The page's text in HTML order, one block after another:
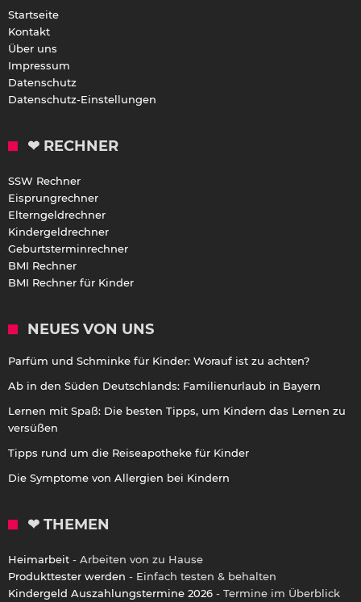
Startseite
Kontakt
Über uns
Impressum
Datenschutz
Datenschutz-Einstellungen
❤ RECHNER
SSW Rechner
Eisprungrechner
Elterngeldrechner
Kindergeldrechner
Geburtsterminrechner
BMI Rechner
BMI Rechner für Kinder
NEUES VON UNS
Parfüm und Schminke für Kinder: Worauf ist zu achten?
Ab in den Süden Deutschlands: Familienurlaub in Bayern
Lernen mit Spaß: Die besten Tipps, um Kindern das Lernen zu
versüßen
Tipps rund um die Reiseapotheke für Kinder
Die Symptome von Allergien bei Kindern
❤ THEMEN
Heimarbeit - Arbeiten von zu Hause
Produkttester werden - Einfach testen & behalten
Kindergeld Auszahlungstermine 2026 - Termine im Überblick